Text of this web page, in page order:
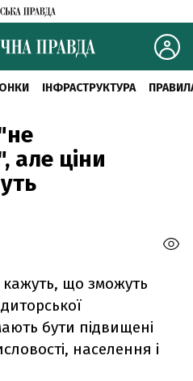
ІНФРАСТРУКТУРА
але ціни
кажуть, що зможуть
бути підвищені
населення і